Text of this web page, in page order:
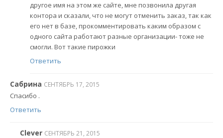
другое имя на этом же сайте, мне позвонила другая
контора и сказали, что не могут отменить заказ, так как
его нет в базе, прокомментировать каким образом с
одного сайта работают разные организации- тоже не
смогли. Вот такие пирожки
Ответить
Сабрина СЕНТЯБРЬ 17, 2015
Спасибо .
Ответить
Clever СЕНТЯБРЬ 21, 2015